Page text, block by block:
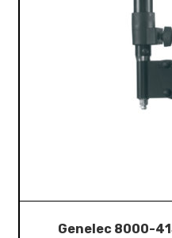
Genelec 8000-